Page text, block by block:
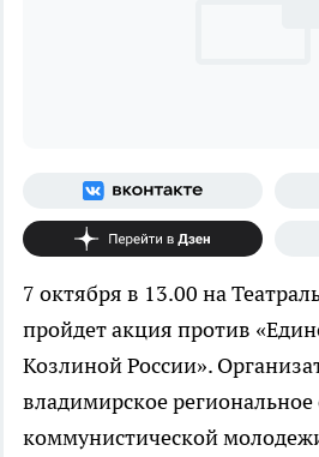
7 октября в 13.00 на
пройдет акция против
Козлиной России».
владимирское
коммунистической